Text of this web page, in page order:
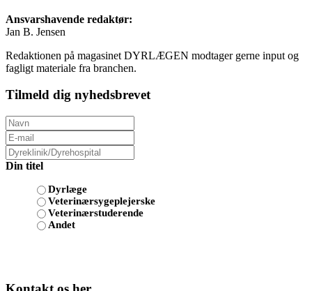
Ansvarshavende redaktør:
Jan B. Jensen
Redaktionen på magasinet DYRLÆGEN modtager gerne input og
fagligt materiale fra branchen.
Tilmeld dig nyhedsbrevet
Din titel
Dyrlæge
Veterinærsygeplejerske
Veterinærstuderende
Andet